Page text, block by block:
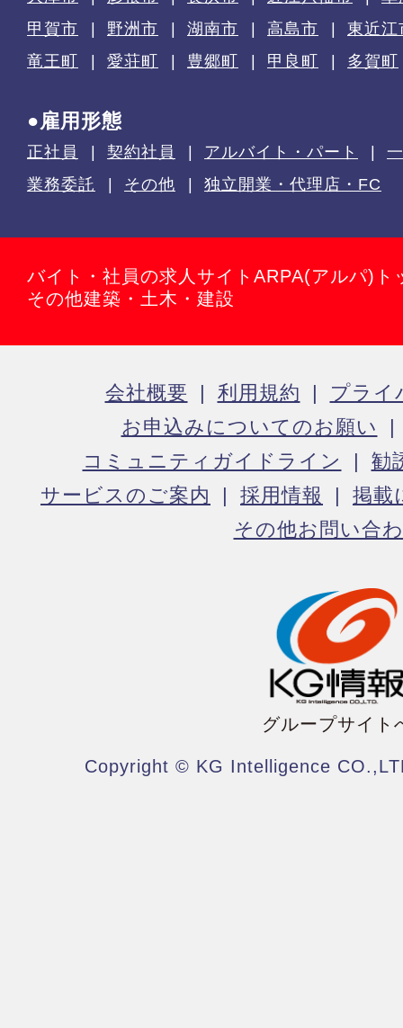
甲賀市
野洲市 湖南市 高島市
東近江
竜王町
愛荘町 豊郷町 甲良町 多賀町
●雇用形態
正社員 契約社員 アルバイト・パート
業務委託
その他 独立開業・代理店・FC
バイト・社員の求人サイトARPA(アルパ)ト
その他建築・土木・建設
会社概要 利用規約
プライ
お申込みについてのお願い
コミュニティガイドライン
勧
サービスのご案内
採用情報
掲載
その他お問い合
グループサイト
Copyright © KG Intelligence